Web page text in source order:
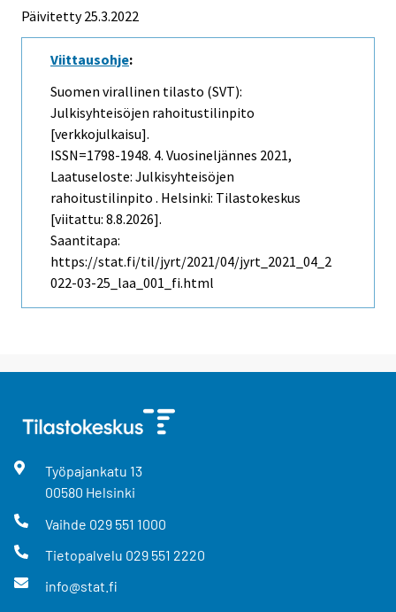
Päivitetty 25.3.2022
Viittausohje:
Suomen virallinen tilasto (SVT):
Julkisyhteisöjen rahoitustilinpito
[verkkojulkaisu].
ISSN=1798-1948. 4. Vuosineljännes 2021,
Laatuseloste: Julkisyhteisöjen
rahoitustilinpito . Helsinki: Tilastokeskus
[viitattu: 8.8.2026].
Saantitapa:
https://stat.fi/til/jyrt/2021/04/jyrt_2021_04_2
022-03-25_laa_001_fi.html
Työpajankatu 13
00580 Helsinki
Vaihde 029 551 1000
Tietopalvelu 029 551 2220
info@stat.fi